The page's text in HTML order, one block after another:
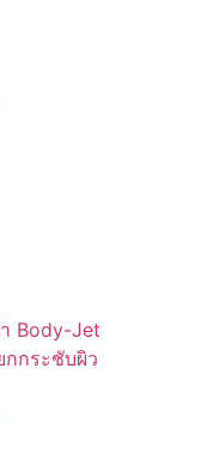
Body-Jet
กระชับผิว